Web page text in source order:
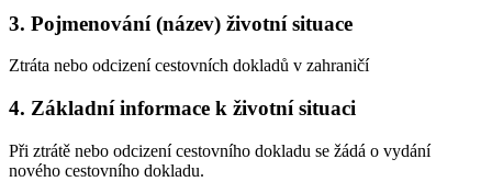
3. Pojmenování (název) životní situace
Ztráta nebo odcizení cestovních dokladů v zahraničí
4. Základní informace k životní situaci
Při ztrátě nebo odcizení cestovního dokladu se žádá o vydání
nového cestovního dokladu.